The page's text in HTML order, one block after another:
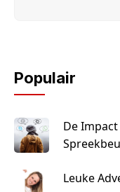
Populair
De Impact
Leuke